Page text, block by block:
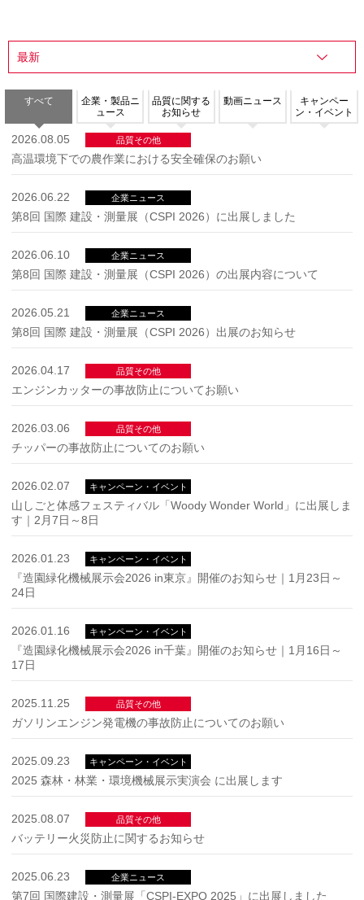
すべて
企業・製品ニ
ュース
品質に関する
お知らせ
動画ニュース
キャンペー
ン・イベント
2026.08.05 品質その他
高温環境下での農作業における安全確保のお願い
2026.06.22 企業ニュース
第8回 国際 建設・測量展（CSPI 2026）に出展しました
2026.06.10 企業ニュース
第8回 国際 建設・測量展（CSPI 2026）の出展内容について
2026.05.21 企業ニュース
第8回 国際 建設・測量展（CSPI 2026）出展のお知らせ
2026.04.17 品質その他
エンジンカッターの事故防止についてお願い
2026.03.06 品質その他
チッパーの事故防止についてのお願い
2026.02.07 キャンペーン・イベント
山しごと体感フェスティバル「Woody Wonder World」に出展しま
す｜2月7日～8日
2026.01.23 キャンペーン・イベント
『造園緑化機械展示会2026 in東京』開催のお知らせ｜1月23日～
24日
2026.01.16 キャンペーン・イベント
『造園緑化機械展示会2026 in千葉』開催のお知らせ｜1月16日～
17日
2025.11.25 品質その他
ガソリンエンジン発電機の事故防止についてのお願い
2025.09.23 キャンペーン・イベント
2025 森林・林業・環境機械展示実演会 に出展します
2025.08.07 品質その他
バッテリー火災防止に関するお知らせ
2025.06.23 企業ニュース
第7回 国際建設・測量展「CSPI-EXPO 2025」に出展しました